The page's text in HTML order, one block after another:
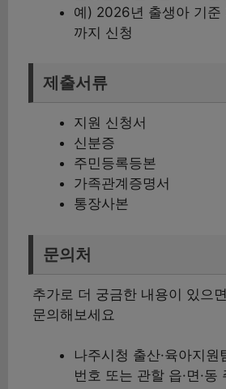
예) 2026년 출생아 기준
까지 신청
제출서류
지원 신청서
신분증
주민등록등본
가족관계증명서
통장사본
문의처
추가로 더 궁금한 내용이 있으
문의해보세요
나주시청 출산·육아지
번호 또는 관할 읍·면·동